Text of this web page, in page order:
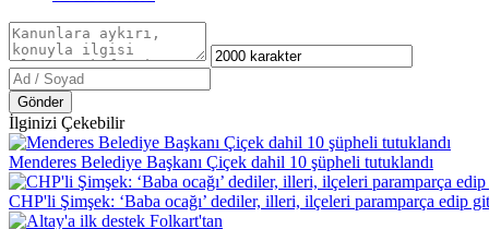
Gönder
İlginizi Çekebilir
Menderes Belediye Başkanı Çiçek dahil 10 şüpheli tutuklandı
CHP'li Şimşek: ‘Baba ocağı’ dediler, illeri, ilçeleri paramparça edip